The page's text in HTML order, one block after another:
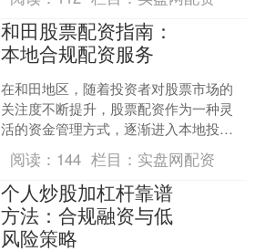
累构筑起稳固的护城河。....
和田股票配资指南：
本地合规配资服务
在和田地区，随着投资者对股票市场的
关注度不断提升，股票配资作为一种灵
活的资金管理方式，逐渐进入本地投资
者的视野。本文旨在为和田投资者提供
一份实用的配资指南，帮助....
阅读： 144 栏目： 实盘网配资
个人炒股加杠杆靠谱
方法：合规融资与低
风险策略